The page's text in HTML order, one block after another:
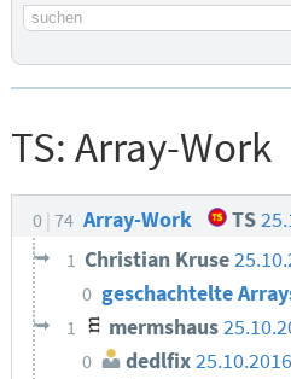
Suchbegriff
TS: Array-Work
0 74 Array-Work TS
1 Christian Kruse
0 geschachtelte
1 mermshaus
0 dedlfix